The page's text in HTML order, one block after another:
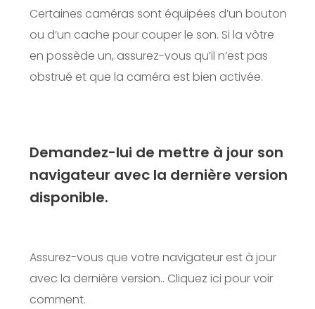
Certaines caméras sont équipées d’un bouton
ou d’un cache pour couper le son. Si la vôtre
en possède un, assurez-vous qu’il n’est pas
obstrué et que la caméra est bien activée.
Demandez-lui de mettre à jour son
navigateur avec la dernière version
disponible.
Assurez-vous que votre navigateur est à jour
avec la dernière version.. Cliquez ici pour voir
comment.